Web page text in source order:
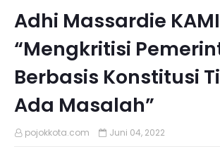
Adhi Massardie
“Mengkritisi
Berbasis Konstitusi
Ada Masalah”
pojokkota.com Juni 04, 2022